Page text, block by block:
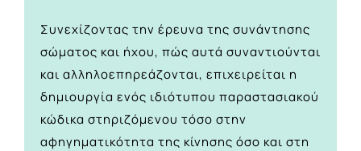
Συνεχίζοντας την έρευνα της συνάντησης
σώματος και ήχου, πώς αυτά συναντιούνται
και αλληλοεπηρεάζονται, επιχειρείται η
δημιουργία ενός ιδιότυπου παραστασιακού
κώδικα στηριζόμενου τόσο στην
αφηγηματικότητα της κίνησης όσο και στη